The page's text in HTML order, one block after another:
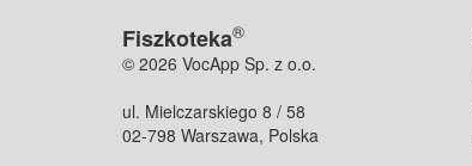
Fiszkoteka®
© 2026 VocApp Sp. z o.o.
ul. Mielczarskiego 8 / 58
02-798 Warszawa, Polska